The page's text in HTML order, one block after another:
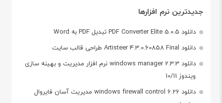
جدیدترین نرم افزارها
دانلود PDF Converter Elite 5.0.5 تبدیل PDF به Word
دانلود Artisteer 4.3.0.60858 Final طراحی قالب سایت
دانلود windows manager 2.3.3 نرم افزار مدیریت و بهینه سازی
ویندوز 10/11
دانلود windows firewall control 6.26 مدیریت آسان فایروال